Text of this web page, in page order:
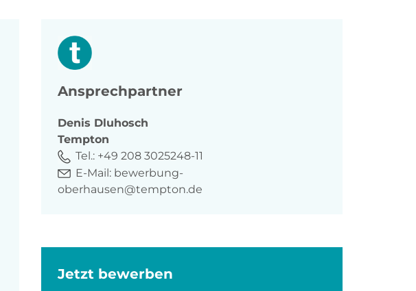
Ansprechpartner
Denis Dluhosch
Tempton
Tel.: +49 208 3025248-11
E-Mail: bewerbung-
oberhausen@tempton.de
Jetzt bewerben